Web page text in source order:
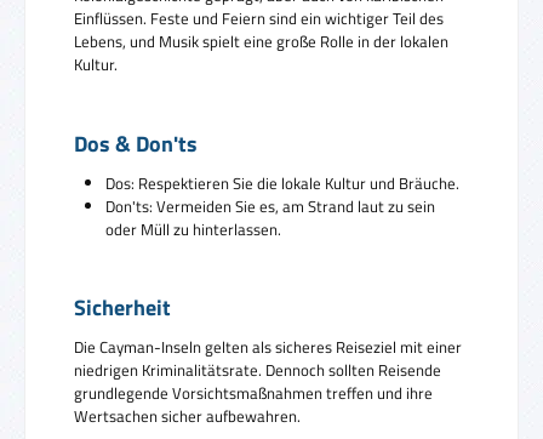
Einflüssen. Feste und Feiern sind ein wichtiger Teil des
Lebens, und Musik spielt eine große Rolle in der lokalen
Kultur.
Dos & Don'ts
Dos: Respektieren Sie die lokale Kultur und Bräuche.
Don'ts: Vermeiden Sie es, am Strand laut zu sein
oder Müll zu hinterlassen.
Sicherheit
Die Cayman-Inseln gelten als sicheres Reiseziel mit einer
niedrigen Kriminalitätsrate. Dennoch sollten Reisende
grundlegende Vorsichtsmaßnahmen treffen und ihre
Wertsachen sicher aufbewahren.